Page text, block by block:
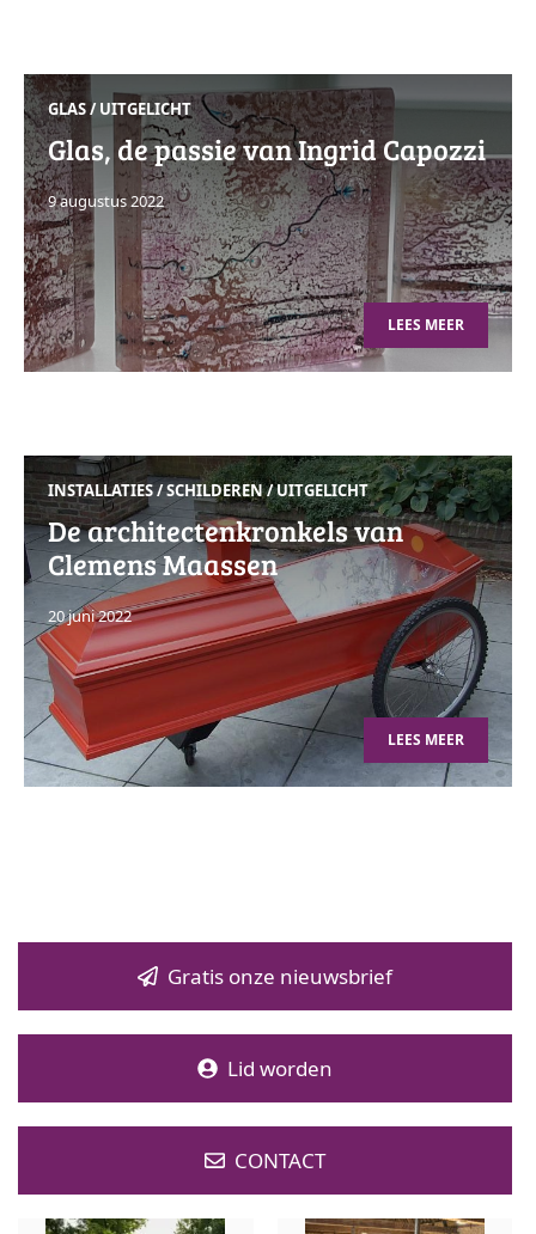
GLAS/ UITGELICHT
Glas, de passie van Ingrid Capozzi
9 augustus 2022
LEES MEER
INSTALLATIES/SCHILDEREN/UITGELICHT
De architectenkronkels van
Clemens Maassen
20 juni 2022
LEES MEER
Gratis onze nieuwsbrief
Lid worden
CONTACT